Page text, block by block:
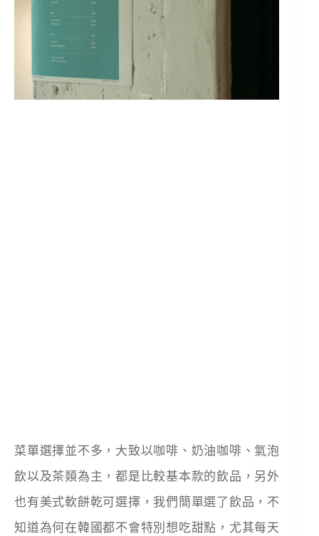
菜單選擇並不多，大致以咖啡、奶油咖啡、氣泡
飲以及茶類為主，都是比較基本款的飲品，另外
也有美式軟餅乾可選擇，我們簡單選了飲品，不
知道為何在韓國都不會特別想吃甜點，尤其每天